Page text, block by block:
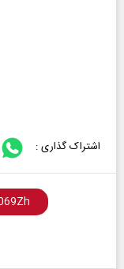
اشتراک گذاری :